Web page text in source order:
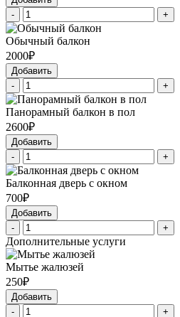
-
+
Обычный балкон
2000₽
Добавить
-
+
Панорамный балкон в пол
2600₽
Добавить
-
+
Балконная дверь с окном
700₽
Добавить
-
+
Дополнительные услуги
Мытье жалюзей
250₽
Добавить
-
+